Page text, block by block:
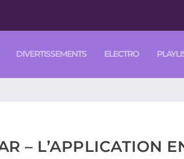
DIVERTISSEMENTS ELECTRO
– L’APPLICATION